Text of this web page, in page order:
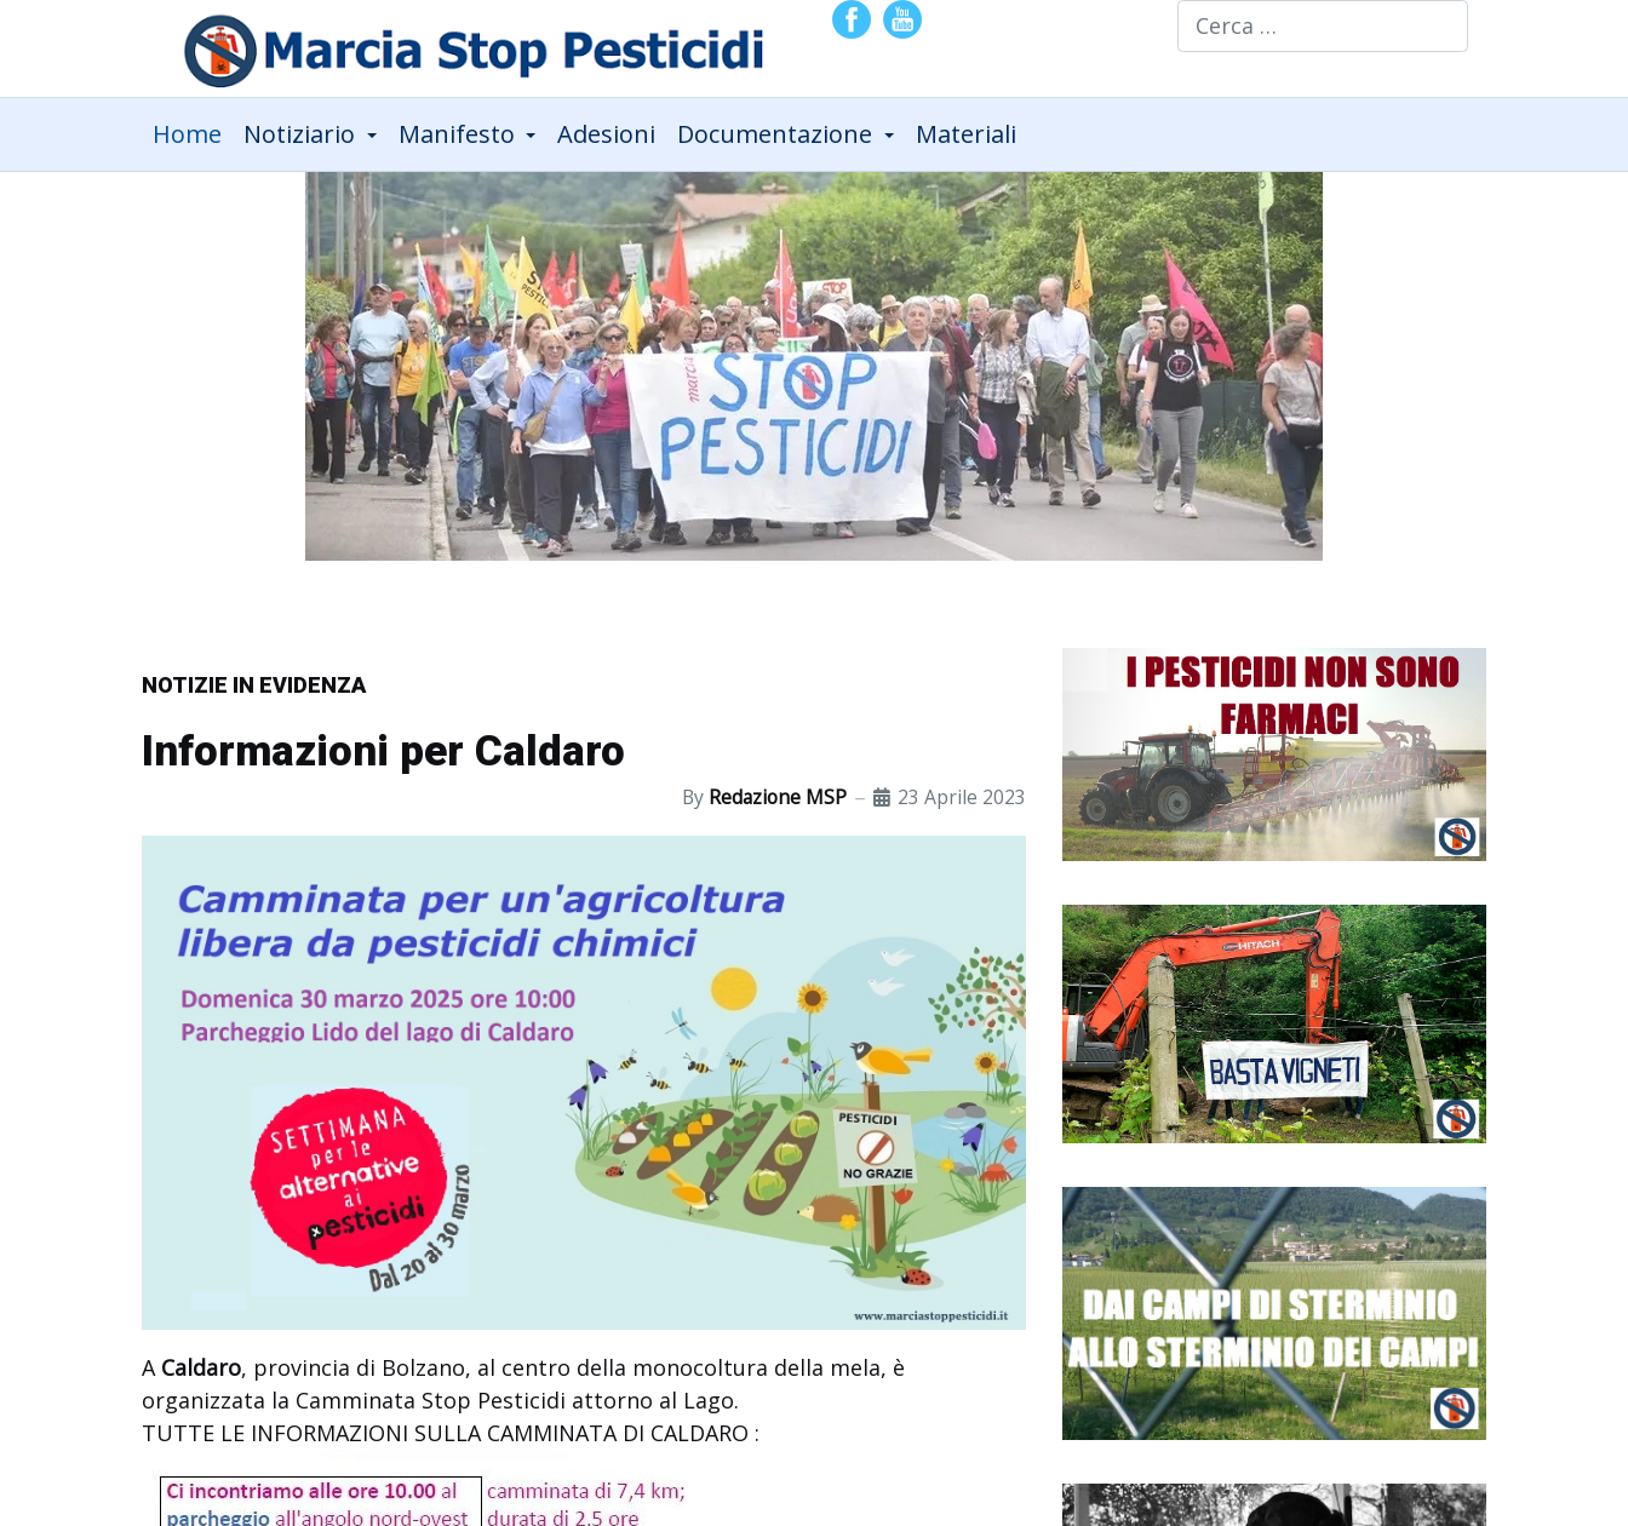
Cerca
Home Notiziario Manifesto Adesioni Documentazione Materiali
NOTIZIE IN EVIDENZA
Informazioni per Caldaro
By Redazione MSP 23 Aprile 2023
A Caldaro, provincia di Bolzano, al centro della monocoltura della mela, è
organizzata la Camminata Stop Pesticidi attorno al Lago.
TUTTE LE INFORMAZIONI SULLA CAMMINATA DI CALDARO :